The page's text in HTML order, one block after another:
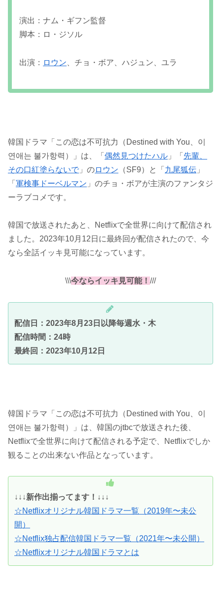
演出：ナム・ギフン監督
脚本：ロ・ジソル
出演： ロウン 、チョ・ボア、ハジュン、ユラ
韓国ドラマ「この恋は不可抗力（Destined with You、이
연애는 불가항력）」は、「 偶然見つけたハル 」「 先輩、
その口紅塗らないで」のロウン （SF9）と「 九尾狐伝 」
「 軍検事ドーベルマン 」のチョ・ボアが主演のファンタジ
ーラブコメです。
韓国で放送されたあと、Netflixで全世界に向けて配信され
ました。2023年10月12日に最終回が配信されたので、今
なら全話イッキ見可能になっています。
\\\今ならイッキ見可能！ ///
配信日：2023年8月23日以降毎週水・木
配信時間：24時
最終回：2023年10月12日
韓国ドラマ「この恋は不可抗力（Destined with You、이
연애는 불가항력）」は、韓国のjtbcで放送された後、
Netflixで全世界に向けて配信される予定で、Netflixでしか
観ることの出来ない作品となっています。
↓↓↓新作出揃ってます！↓↓↓
☆Netflixオリジナル韓国ドラマ一覧（2019年〜未公
開）
☆Netflix独占配信韓国ドラマ一覧（2021年〜未公開）
☆Netflixオリジナル韓国ドラマとは